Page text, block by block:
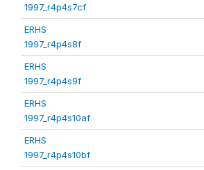
1997_r4p4s7cf
ERHS
1997_r4p4s8f
ERHS
1997_r4p4s9f
ERHS
1997_r4p4s10af
ERHS
1997_r4p4s10bf